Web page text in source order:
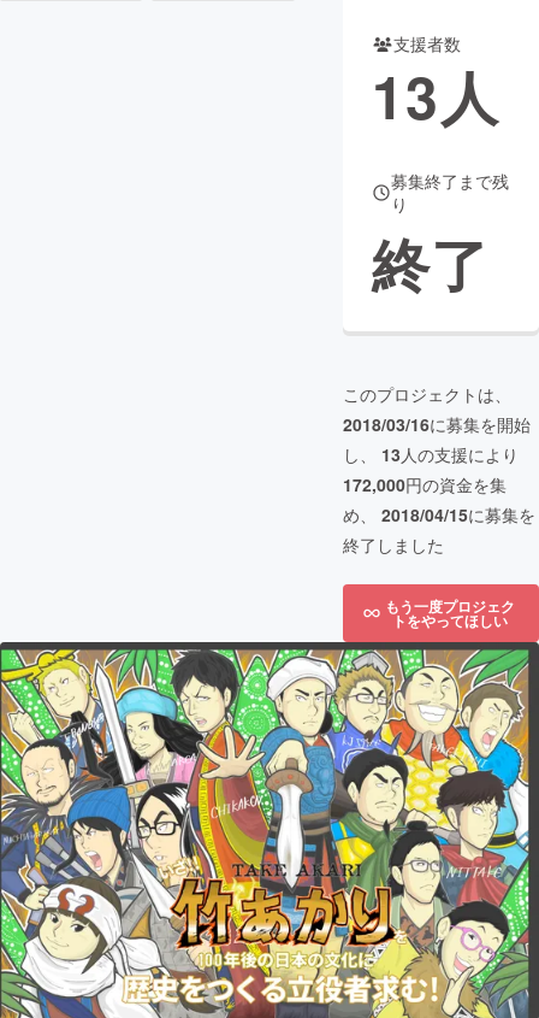
支援者数
13人
募集終了まで残
り
終了
このプロジェクトは、
2018/03/16に募集を開始
し、 13人の支援により
172,000円の資金を集
め、 2018/04/15に募集を
終了しました
もう一度プロジェク
トをやってほしい